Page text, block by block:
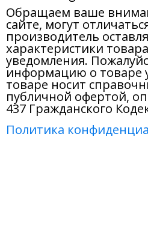
Обращаем ваше
сайте, могут
производитель
характеристики
уведомления.
информацию о товаре
товаре носит
публичной офертой,
437 Гражданского
Политика